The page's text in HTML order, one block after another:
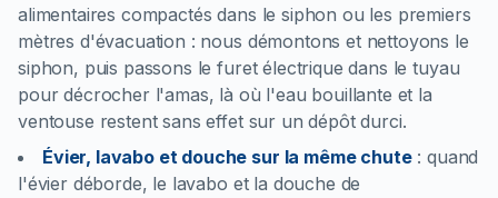
alimentaires compactés dans le siphon ou les premiers
mètres d'évacuation : nous démontons et nettoyons le
siphon, puis passons le furet électrique dans le tuyau
pour décrocher l'amas, là où l'eau bouillante et la
ventouse restent sans effet sur un dépôt durci.
Évier, lavabo et douche sur la même chute: quand
l'évier déborde, le lavabo et la douche de